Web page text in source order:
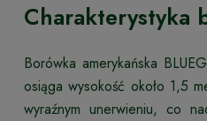
Charakterystyka
Borówka amerykańska
osiąga wysokość około 1,5
wyraźnym unerwieniu, co